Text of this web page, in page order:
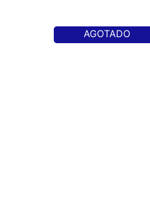
AGOTADO